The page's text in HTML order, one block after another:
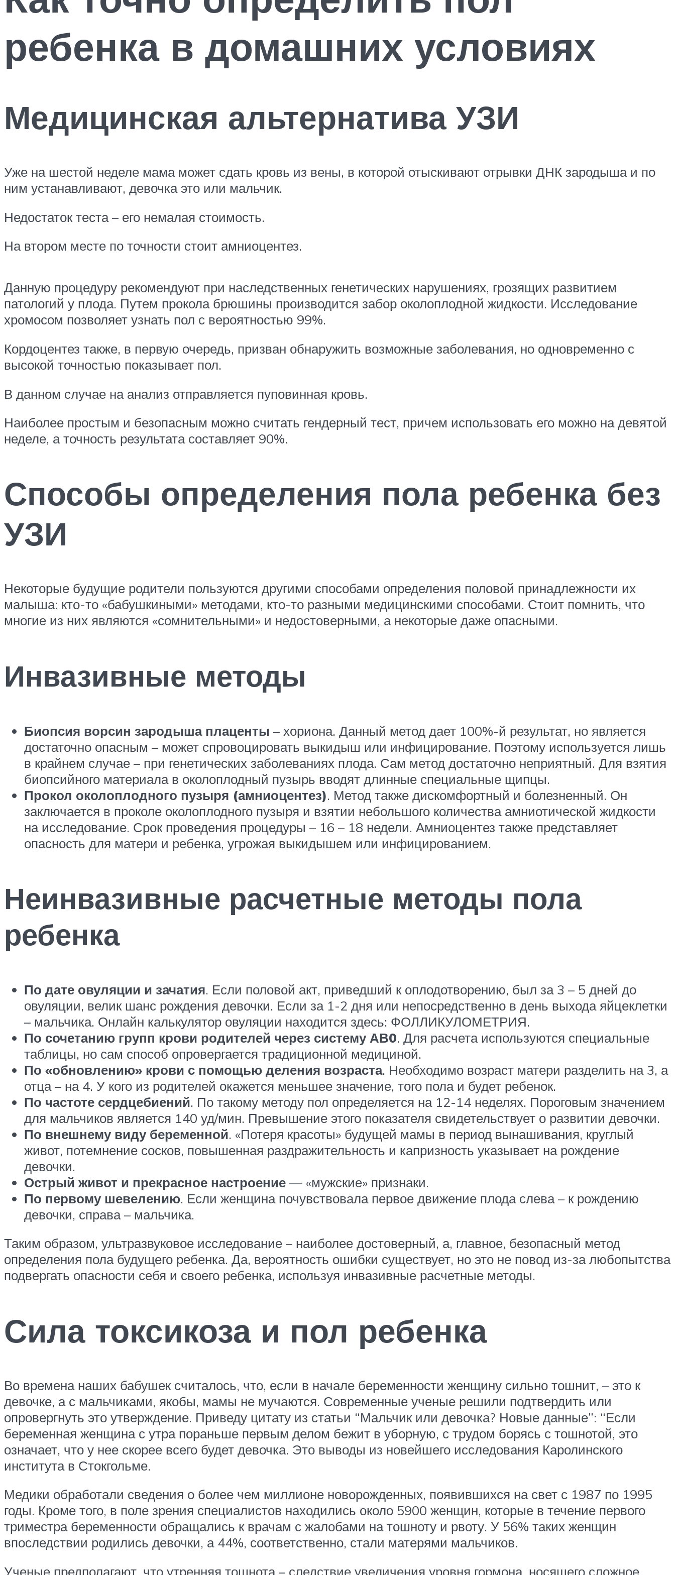
ребенка в домашних условиях
Медицинская альтернатива УЗИ
Уже на шестой неделе мама может сдать кровь из вены, в которой отыскивают отрывки ДНК зародыша и по
ним устанавливают, девочка это или мальчик.
Недостаток теста – его немалая стоимость.
На втором месте по точности стоит амниоцентез.
Данную процедуру рекомендуют при наследственных генетических нарушениях, грозящих развитием
патологий у плода. Путем прокола брюшины производится забор околоплодной жидкости. Исследование
хромосом позволяет узнать пол с вероятностью 99%.
Кордоцентез также, в первую очередь, призван обнаружить возможные заболевания, но одновременно с
высокой точностью показывает пол.
В данном случае на анализ отправляется пуповинная кровь.
Наиболее простым и безопасным можно считать гендерный тест, причем использовать его можно на девятой
неделе, а точность результата составляет 90%.
Способы определения пола ребенка без
УЗИ
Некоторые будущие родители пользуются другими способами определения половой принадлежности их
малыша: кто-то «бабушкиными» методами, кто-то разными медицинскими способами. Стоит помнить, что
многие из них являются «сомнительными» и недостоверными, а некоторые даже опасными.
Инвазивные методы
Биопсия ворсин зародыша плаценты – хориона. Данный метод дает 100%-й результат, но является
достаточно опасным – может спровоцировать выкидыш или инфицирование. Поэтому используется лишь
в крайнем случае – при генетических заболеваниях плода. Сам метод достаточно неприятный. Для взятия
биопсийного материала в околоплодный пузырь вводят длинные специальные щипцы.
Прокол околоплодного пузыря (амниоцентез). Метод также дискомфортный и болезненный. Он
заключается в проколе околоплодного пузыря и взятии небольшого количества амниотической жидкости
на исследование. Срок проведения процедуры – 16 – 18 недели. Амниоцентез также представляет
опасность для матери и ребенка, угрожая выкидышем или инфицированием.
Неинвазивные расчетные методы пола
ребенка
По дате овуляции и зачатия. Если половой акт, приведший к оплодотворению, был за 3 – 5 дней до
овуляции, велик шанс рождения девочки. Если за 1-2 дня или непосредственно в день выхода яйцеклетки
– мальчика. Онлайн калькулятор овуляции находится здесь: ФОЛЛИКУЛОМЕТРИЯ.
По сочетанию групп крови родителей через систему АВ0. Для расчета используются специальные
таблицы, но сам способ опровергается традиционной медициной.
По «обновлению» крови с помощью деления возраста. Необходимо возраст матери разделить на 3, а
отца – на 4. У кого из родителей окажется меньшее значение, того пола и будет ребенок.
По частоте сердцебиений. По такому методу пол определяется на 12-14 неделях. Пороговым значением
для мальчиков является 140 уд/мин. Превышение этого показателя свидетельствует о развитии девочки.
По внешнему виду беременной. «Потеря красоты» будущей мамы в период вынашивания, круглый
живот, потемнение сосков, повышенная раздражительность и капризность указывает на рождение
девочки.
Острый живот и прекрасное настроение — «мужские» признаки.
По первому шевелению. Если женщина почувствовала первое движение плода слева – к рождению
девочки, справа – мальчика.
Таким образом, ультразвуковое исследование – наиболее достоверный, а, главное, безопасный метод
определения пола будущего ребенка. Да, вероятность ошибки существует, но это не повод из-за любопытства
подвергать опасности себя и своего ребенка, используя инвазивные расчетные методы.
Сила токсикоза и пол ребенка
Во времена наших бабушек считалось, что, если в начале беременности женщину сильно тошнит, – это к
девочке, а с мальчиками, якобы, мамы не мучаются. Современные ученые решили подтвердить или
опровергнуть это утверждение. Приведу цитату из статьи “Мальчик или девочка? Новые данные”: “Если
беременная женщина с утра пораньше первым делом бежит в уборную, с трудом борясь с тошнотой, это
означает, что у нее скорее всего будет девочка. Это выводы из новейшего исследования Каролинского
института в Стокгольме.
Медики обработали сведения о более чем миллионе новорожденных, появившихся на свет с 1987 по 1995
годы. Кроме того, в поле зрения специалистов находились около 5900 женщин, которые в течение первого
триместра беременности обращались к врачам с жалобами на тошноту и рвоту. У 56% таких женщин
впоследствии родились девочки, а 44%, соответственно, стали матерями мальчиков.
Ученые предполагают, что утренняя тошнота – следствие увеличения уровня гормона, носящего сложное